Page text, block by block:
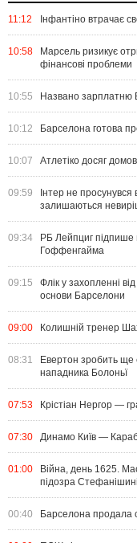
11:12 Інфантіно втрачає
10:58
Марсель ризикує
фінансові проблеми
10:55 Названо зарплатню
10:12 Барселона готова
10:07 Атлетіко досяг
09:59
Інтер не
залишаються
09:34
РБ Лейпциг підпише
Гоффенгайма
09:15
Флік у захопленні
основи Барселони
09:00 Колишній тренер
08:31
Евертон зробить ще
нападника Болоньї
07:53 Крістіан Нергор —
07:30 Динамо Київ —
01:00
Війна, день 1625.
підозра
00:40 Барселона продала